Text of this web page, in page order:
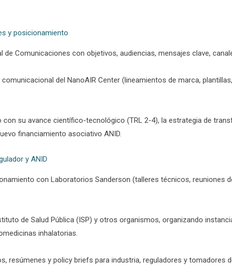
y posicionamiento
de Comunicaciones con objetivos, audiencias, mensajes clave,
del NanoAIR Center (lineamientos de marca,
con su avance científico-tecnológico (TRL 2-4), la estrategia de
financiamiento asociativo ANID.
y ANID
con Laboratorios Sanderson (talleres técnicos, reuniones
de Salud Pública (ISP) y otros organismos, organizando
inhalatorias.
resúmenes y policy briefs para industria, reguladores y tomadores